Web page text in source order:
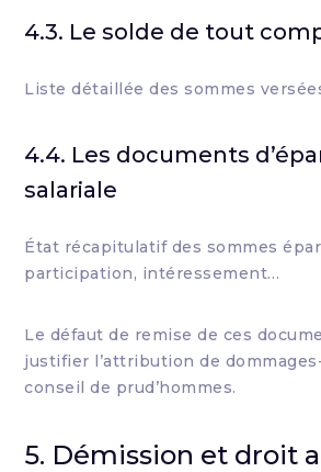
4.3. Le solde de tout
Liste détaillée des sommes
4.4. Les documents
salariale
État récapitulatif des sommes
participation, intéressement…
Le défaut de remise de ces
justifier l’attribution de
conseil de prud’hommes.
5. Démission et droit